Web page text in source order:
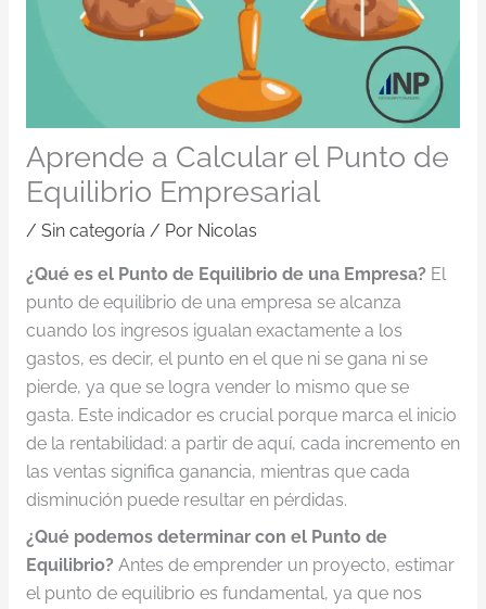
Aprende a Calcular el Punto de
Equilibrio Empresarial
/ Sin categoría / Por Nicolas
¿Qué es el Punto de Equilibrio de una Empresa? El
punto de equilibrio de una empresa se alcanza
cuando los ingresos igualan exactamente a los
gastos, es decir, el punto en el que ni se gana ni se
pierde, ya que se logra vender lo mismo que se
gasta. Este indicador es crucial porque marca el inicio
de la rentabilidad: a partir de aquí, cada incremento en
las ventas significa ganancia, mientras que cada
disminución puede resultar en pérdidas.
¿Qué podemos determinar con el Punto de
Equilibrio? Antes de emprender un proyecto, estimar
el punto de equilibrio es fundamental, ya que nos